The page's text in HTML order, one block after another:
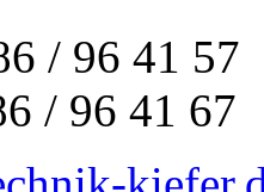
6 / 96 41 57
6 / 96 41 67